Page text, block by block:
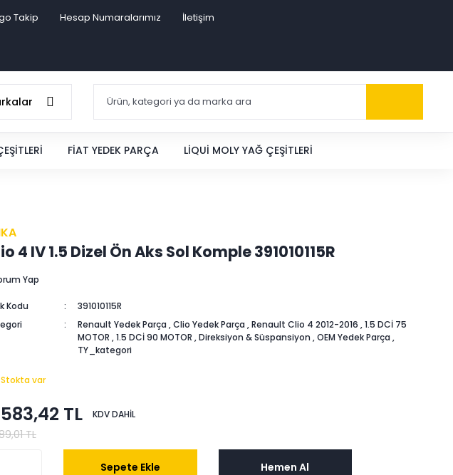
Takip Hesap Numaralarımız İletişim
FIAT YEDEK PARÇA LIQUI MOLY YAĞ ÇEŞITLERI
4 IV 1.5 Dizel Ön Aks Sol Komple 391010115R
Yap
Kodu
391010115R
Renault Yedek Parça ,Clio Yedek Parça ,Renault Clio 4 2012-2016 ,1.5 DCİ 75
MOTOR ,1.5 DCİ 90 MOTOR ,Direksiyon & Süspansiyon ,OEM Yedek Parça ,
TY_kategori
Stokta var
TL KDV DAHİL
TL
Sepete Ekle Hemen Al